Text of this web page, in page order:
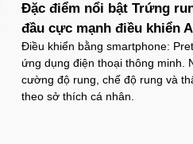
Đặc điểm nổi bật Trứng
đầu cực mạnh điều khiển
Điều khiển bằng smartphone:
ứng dụng điện thoại thông minh.
cường độ rung, chế độ rung và
theo sở thích cá nhân.